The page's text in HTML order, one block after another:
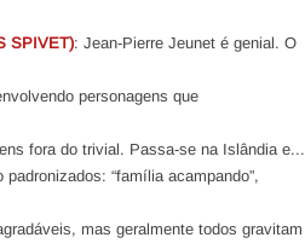
SPIVET): Jean-Pierre Jeunet é genial. O
personagens que
fora do trivial. Passa-se na Islândia e...
“família acampando”,
mas geralmente todos gravitam